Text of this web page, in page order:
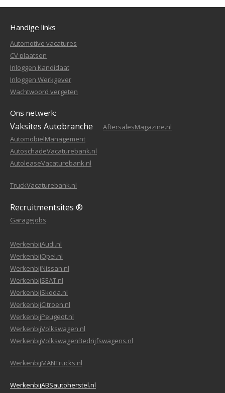
Handige links
Automotive vacatures
CV plaatsen
Inloggen Kandidaat
Inloggen Werkgever
Wachtwoord vergeten
Ons netwerk:
Vaksites Autobranche
AftersalesMagazine.nl
AutomobielManagement
AutoschadeVacaturebank.nl
AutoleaseVacaturebank.nl
TruckVacaturebank.nl
Recruitmentsites ®
Garagejobs
WerkenbijAudi.nl
WerkenbijOpel.nl
WerkenbijNissan.nl
WerkenbijSEAT.nl
WerkenbijSkoda.nl
WerkenbijCitroen.nl
WerkenbijPeugeot.nl
WerkenbijVolkswagen.nl
WerkenbijVolkswagenBedrijfswagens.nl
WerkenbijMANTrucks.nl
WerkenbijABSautoherstel.nl